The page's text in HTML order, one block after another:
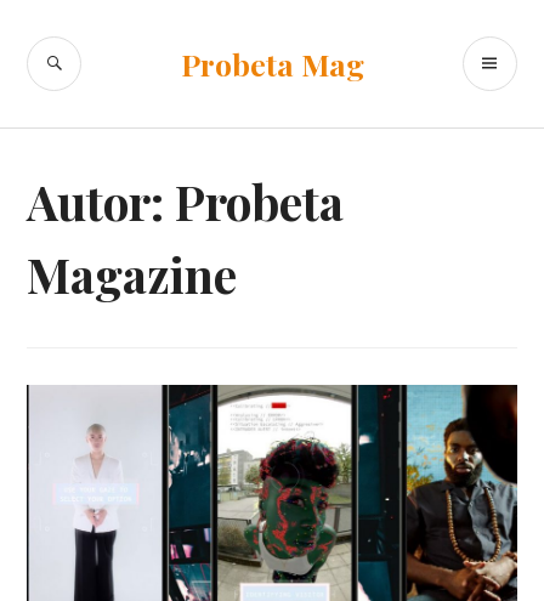
contenido
Probeta Mag
BUSCAR
Autor: Probeta
Magazine